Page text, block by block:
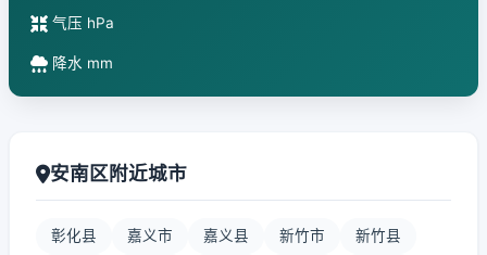
气压 hPa
降水 mm
安南区附近城市
彰化县 嘉义市 嘉义县 新竹市 新竹县